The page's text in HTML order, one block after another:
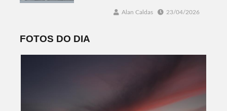
Alan Caldas 23/04/2026
FOTOS DO DIA